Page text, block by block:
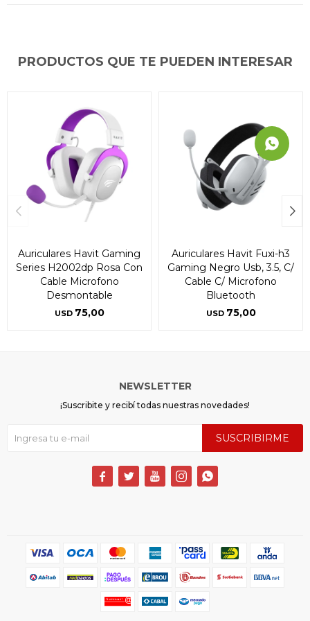
PRODUCTOS QUE TE PUEDEN INTERESAR
Auriculares Havit Gaming
Series H2002dp Rosa Con
Cable Microfono
Desmontable
USD 75,00
Auriculares Havit Fuxi-h3
Gaming Negro Usb, 3.5, C/
Cable C/ Microfono
Bluetooth
USD 75,00
NEWSLETTER
¡Suscribite y recibí todas nuestras novedades!
SUSCRIBIRME
    